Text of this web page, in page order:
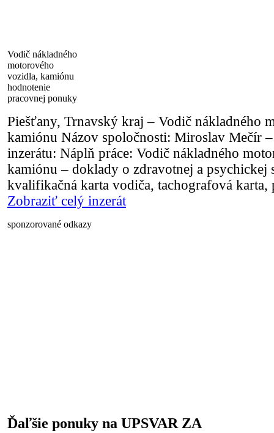
Vodič nákladného
motorového
vozidla, kamiónu
hodnotenie
pracovnej ponuky
Piešťany, Trnavský kraj – Vodič nákladného
kamiónu Názov spoločnosti: Miroslav Mečír
inzerátu: Náplň práce: Vodič nákladného
kamiónu – doklady o zdravotnej a psychickej
kvalifikačná karta vodiča, tachografová
Zobraziť celý inzerát
sponzorované odkazy
Ďaľšie ponuky na UPSVAR ZA